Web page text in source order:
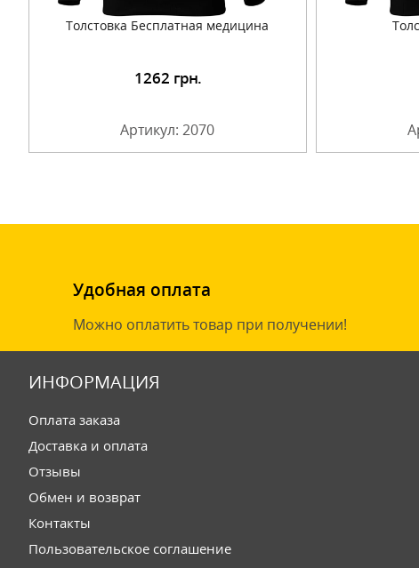
Толстовка Бесплатная медицина
1262 грн.
Артикул: 2070
Подробнее
Удобная оплата
Можно оплатить товар при получении!
ИНФОРМАЦИЯ
Оплата заказа
Доставка и оплата
Отзывы
Обмен и возврат
Контакты
Пользовательское соглашение